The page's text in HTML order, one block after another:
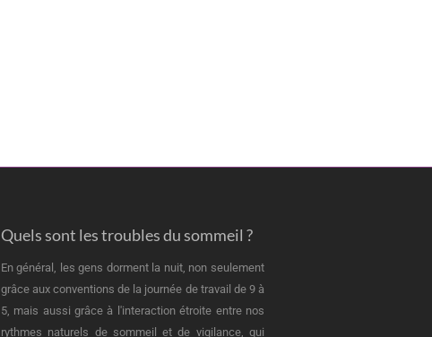
Quels sont les troubles du sommeil ?
En général, les gens dorment la nuit, non seulement
grâce aux conventions de la journée de travail de 9 à
5, mais aussi grâce à l'interaction étroite entre nos
rythmes naturels de sommeil et de vigilance, qui